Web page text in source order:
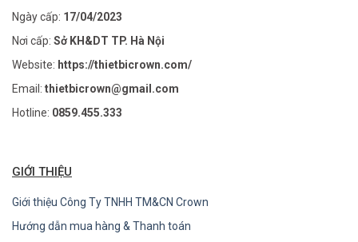
Ngày cấp: 17/04/2023
Nơi cấp: Sở KH&DT TP. Hà Nội
Website: https://thietbicrown.com/
Email: thietbicrown@gmail.com
Hotline: 0859.455.333
GIỚI THIỆU
Giới thiệu Công Ty TNHH TM&CN Crown
Hướng dẫn mua hàng & Thanh toán